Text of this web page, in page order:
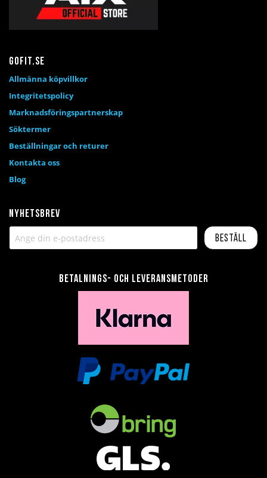
Nyhetsbrev
Beställ
Betalnings- och leveransmetoder
Gofit.se
Allmänna köpvillkor
Integritetspolicy
Marknadsföringspartnerskap
Söktermer
Beställningar och returer
Kontakta oss
Blog